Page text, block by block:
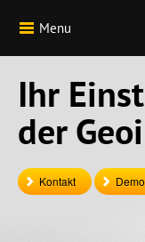
Menu
Ihr
der
Kontakt